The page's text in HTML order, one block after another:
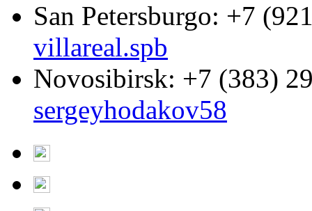
San Petersburgo: +7
villareal.spb
Novosibirsk: +7 (383)
sergeyhodakov58